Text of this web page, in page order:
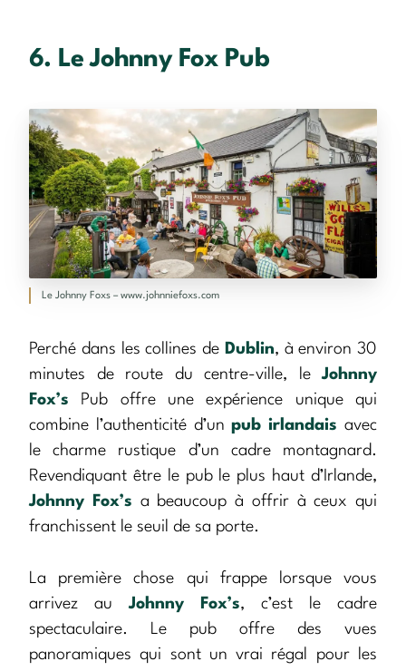
6. Le Johnny Fox Pub
Le Johnny Foxs – www.johnniefoxs.com
Perché dans les collines de Dublin, à environ 30
minutes de route du centre-ville, leJohnny
Fox’s Pub offre une expérience unique qui
combine l’authenticité d’unpub irlandais avec
le charme rustique d’un cadre montagnard.
Revendiquant être le pub le plus haut d’Irlande,
Johnny Fox’s a beaucoup à offrir à ceux qui
franchissent le seuil de sa porte.
La première chose qui frappe lorsque vous
arrivez auJohnny Fox’s, c’est le cadre
spectaculaire. Le pub offre des vues
panoramiques qui sont un vrai régal pour les